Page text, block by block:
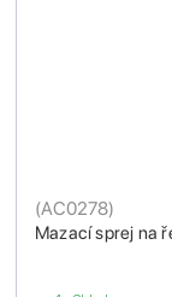
Mazací sprej na
(AC0278)